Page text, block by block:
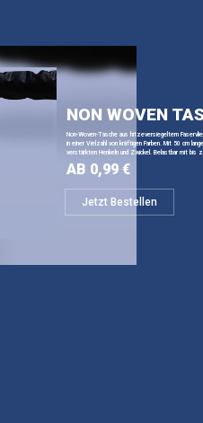
NON WOVEN
Non-Woven-Tasche aus hitzeversiegeltem
in einer Vielzahl von kräftigen Farben. Mit 50 cm
verstärkten Henkeln und Zwickel. Belastbar mit bis
Jetzt Bestellen
AB 0,99 €